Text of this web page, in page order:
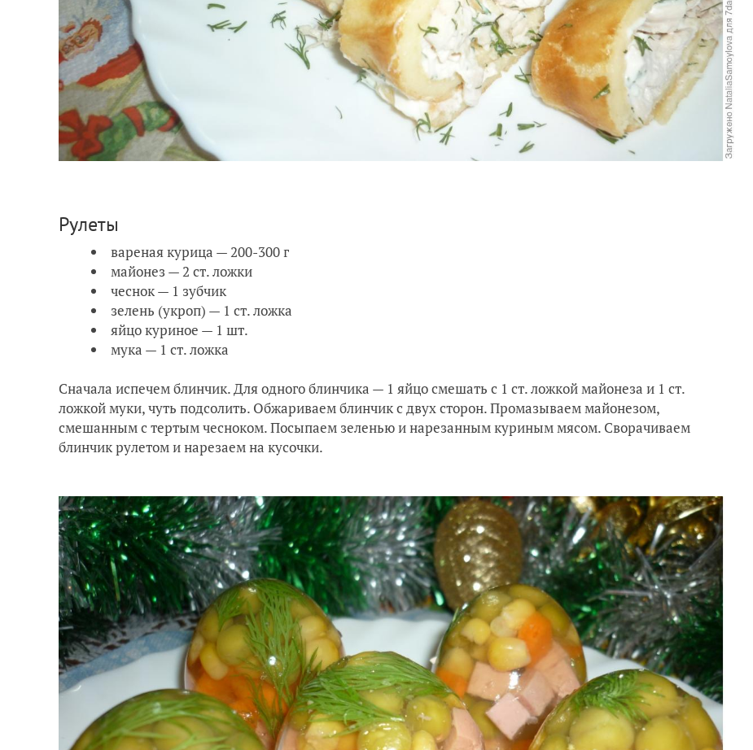
Рулеты
вареная курица — 200-300 г
майонез — 2 ст. ложки
чеснок — 1 зубчик
зелень (укроп) — 1 ст. ложка
яйцо куриное — 1 шт.
мука — 1 ст. ложка
Сначала испечем блинчик. Для одного блинчика — 1 яйцо смешать с 1 ст. ложкой майонеза и 1 ст.
ложкой муки, чуть подсолить. Обжариваем блинчик с двух сторон. Промазываем майонезом,
смешанным с тертым чесноком. Посыпаем зеленью и нарезанным куриным мясом. Сворачиваем
блинчик рулетом и нарезаем на кусочки.